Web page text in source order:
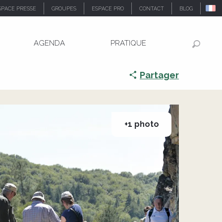
PRESSE GROUPES ESPACE PRO CONTACT BLOG
AGENDA PRATIQUE
Partager
+1 photo